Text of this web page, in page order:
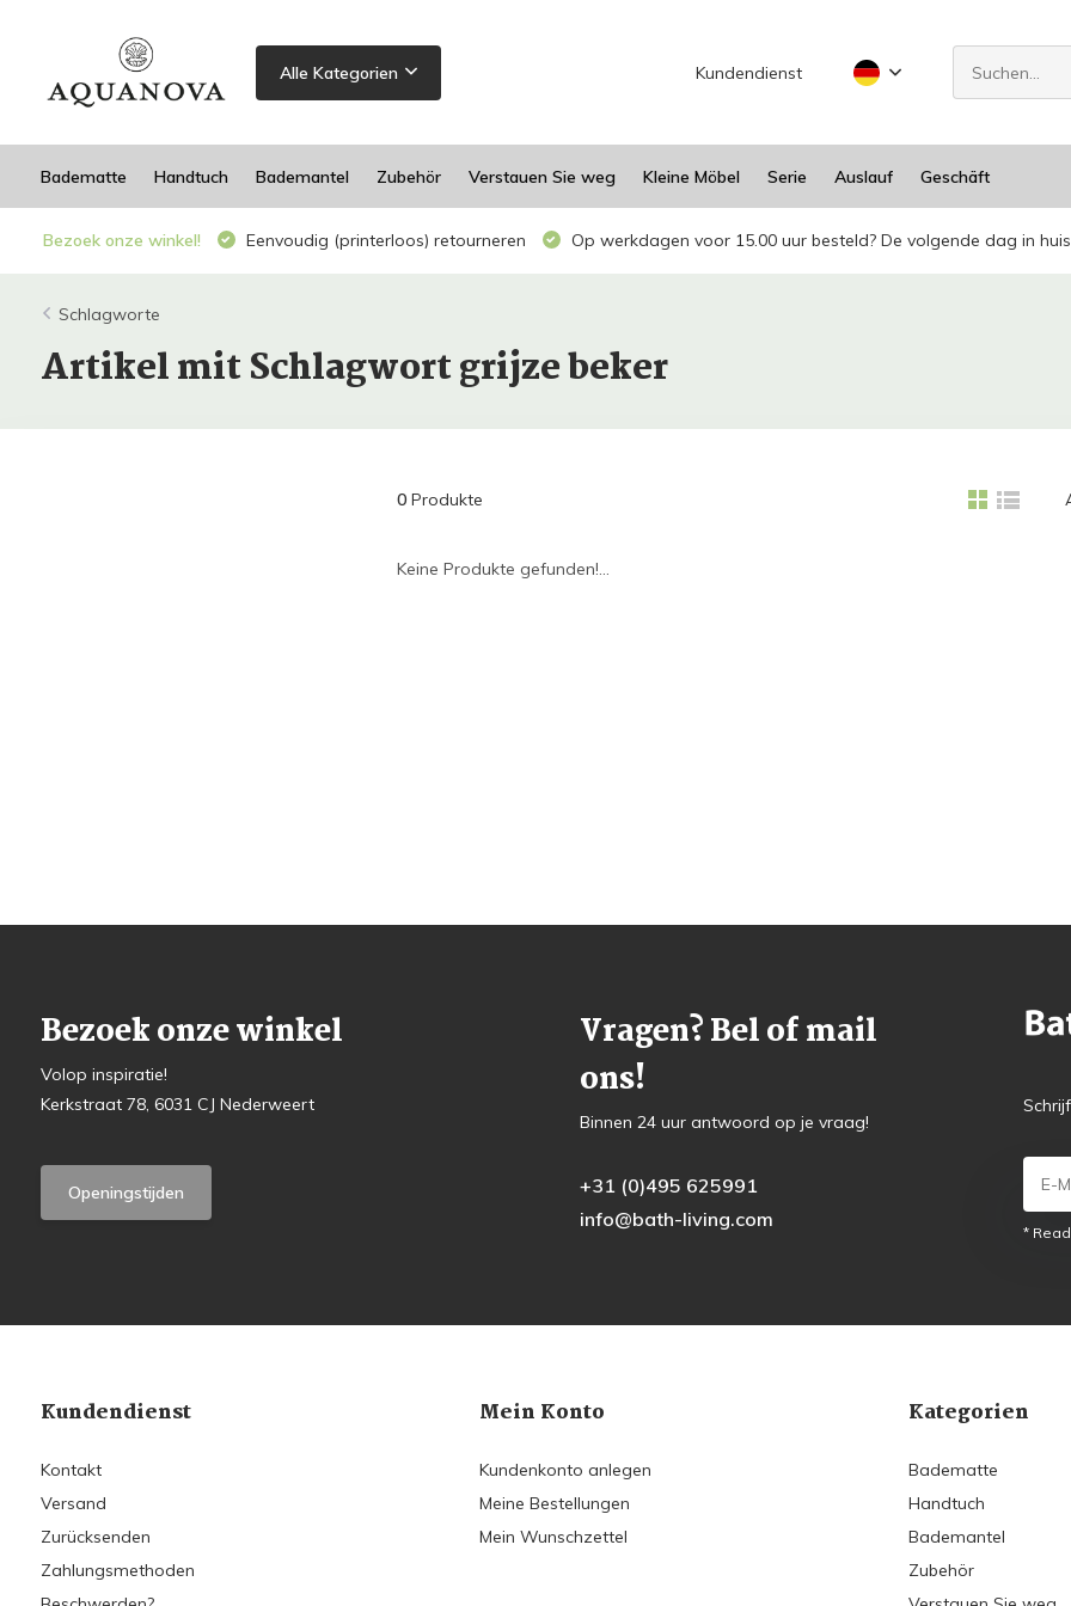
Alle Kategorien Kundendienst
Badematte Handtuch Bademantel Zubehör Verstauen Sie weg Kleine Möbel Serie Auslauf Geschäft
Bezoek onze winkel! Eenvoudig (printerloos) retourneren Op werkdagen voor 15.00 uur besteld? De volgende dag in
Schlagworte
Artikel mit Schlagwort grijze beker
0Produkte
Keine Produkte gefunden!...
Bezoek onze winkel
Volop inspiratie!
Kerkstraat 78, 6031 CJ Nederweert
Openingstijden
Vragen? Bel of mail
ons!
Binnen 24 uur antwoord op je vraag!
+31 (0)495 625991
info@bath-living.com
*
Kundendienst
Kontakt
Versand
Zurücksenden
Zahlungsmethoden
Mein Konto
Kundenkonto anlegen
Meine Bestellungen
Mein Wunschzettel
Kategorien
Badematte
Handtuch
Bademantel
Zubehör